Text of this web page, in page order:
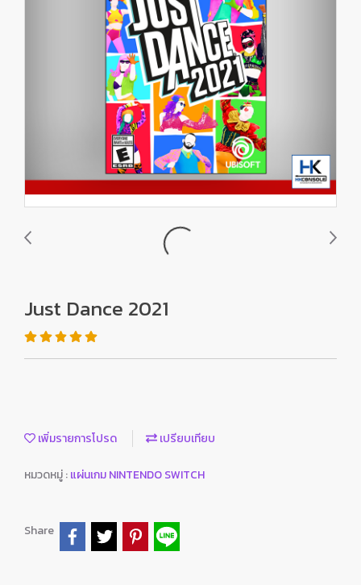
Just Dance 2021
เพิ่มรายการโปรด เปรียบเทียบ
หมวดหมู่ :แผ่นเกม NINTENDO SWITCH
Share